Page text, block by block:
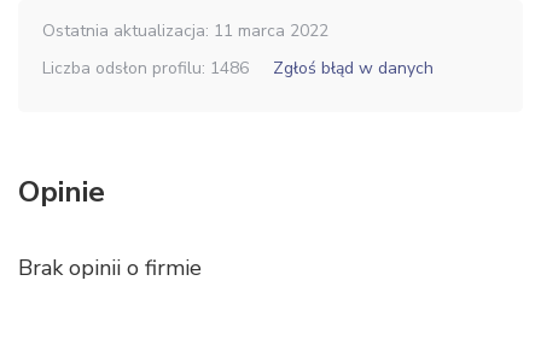
Ostatnia aktualizacja: 11 marca 2022
Liczba odsłon profilu: 1486
Zgłoś błąd w danych
Opinie
Brak opinii o firmie